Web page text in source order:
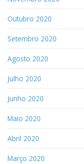
Outubro 2020
Setembro 2020
Agosto 2020
Julho 2020
Junho 2020
Maio 2020
Abril 2020
Março 2020